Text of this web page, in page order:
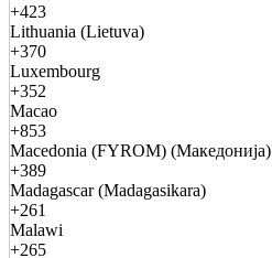
+423
Lithuania (Lietuva)
+370
Luxembourg
+352
Macao
+853
Macedonia (FYROM) (Македонија)
+389
Madagascar (Madagasikara)
+261
Malawi
+265